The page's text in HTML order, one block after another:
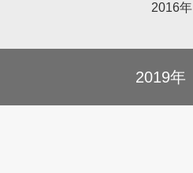
2016年
2019年